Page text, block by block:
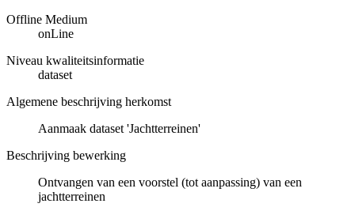
Offline Medium
onLine
Niveau kwaliteitsinformatie
dataset
Algemene beschrijving herkomst
Aanmaak dataset 'Jachtterreinen'
Beschrijving bewerking
Ontvangen van een voorstel (tot aanpassing) van een
jachtterreinen